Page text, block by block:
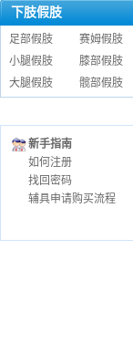
下肢假肢
足部假肢
赛姆假肢
小腿假肢
膝部假肢
大腿假肢
髋部假肢
新手指南
如何注册
找回密码
辅具申请购买流程